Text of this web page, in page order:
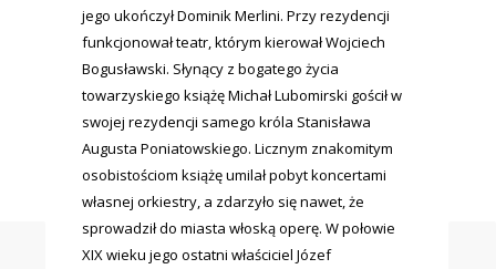
jego ukończył Dominik Merlini. Przy rezydencji
funkcjonował teatr, którym kierował Wojciech
Bogusławski. Słynący z bogatego życia
towarzyskiego książę Michał Lubomirski gościł w
swojej rezydencji samego króla Stanisława
Augusta Poniatowskiego. Licznym znakomitym
osobistościom książę umilał pobyt koncertami
własnej orkiestry, a zdarzyło się nawet, że
sprowadził do miasta włoską operę. W połowie
XIX wieku jego ostatni właściciel Józef